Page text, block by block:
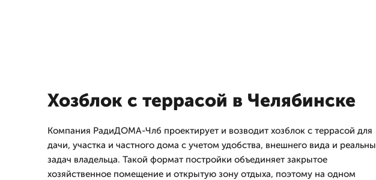
Хозблок с террасой в Челябинске
Компания РадиДОМА-Члб проектирует и возводит хозблок с террасой для
дачи, участка и частного дома с учетом удобства, внешнего вида и
задач владельца. Такой формат постройки объединяет закрытое
хозяйственное помещение и открытую зону отдыха, поэтому на одном